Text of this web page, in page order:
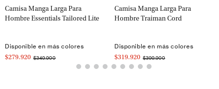
Camisa Manga Larga Para
Hombre Essentials Tailored Lite
Disponible en más colores
$279.920 $349.900
Camisa Manga Larga Para
Hombre Traiman Cord
Disponible en más colores
$319.920 $399.900